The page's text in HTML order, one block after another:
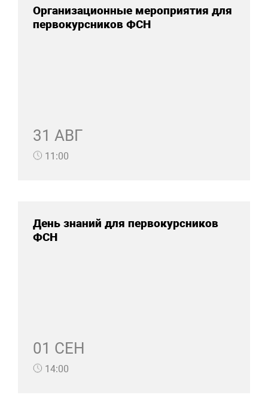
Организационные мероприятия для
первокурсников ФСН
31 АВГ
11:00
День знаний для первокурсников
ФСН
01 СЕН
14:00